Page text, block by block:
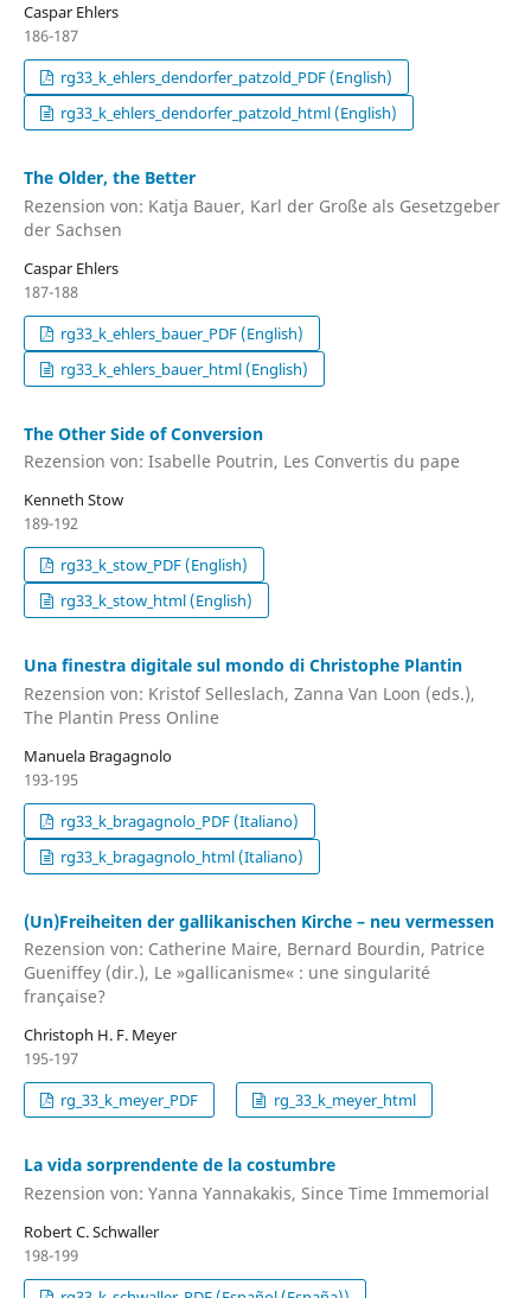
Caspar Ehlers
186-187
rg33_k_ehlers_dendorfer_patzold_PDF (English)
rg33_k_ehlers_dendorfer_patzold_html (English)
The Older, the Better
Rezension von: Katja Bauer, Karl der Große als Gesetzgeber
der Sachsen
Caspar Ehlers
187-188
rg33_k_ehlers_bauer_PDF (English)
rg33_k_ehlers_bauer_html (English)
The Other Side of Conversion
Rezension von: Isabelle Poutrin, Les Convertis du pape
Kenneth Stow
189-192
rg33_k_stow_PDF (English)
rg33_k_stow_html (English)
Una ﬁnestra digitale sul mondo di Christophe Plantin
Rezension von: Kristof Selleslach, Zanna Van Loon (eds.),
The Plantin Press Online
Manuela Bragagnolo
193-195
rg33_k_bragagnolo_PDF (Italiano)
rg33_k_bragagnolo_html (Italiano)
(Un)Freiheiten der gallikanischen Kirche – neu vermessen
Rezension von: Catherine Maire, Bernard Bourdin, Patrice
Gueniffey (dir.), Le »gallicanisme« : une singularité
française?
Christoph H. F. Meyer
195-197
rg_33_k_meyer_PDF
rg_33_k_meyer_html
La vida sorprendente de la costumbre
Rezension von: Yanna Yannakakis, Since Time Immemorial
Robert C. Schwaller
198-199